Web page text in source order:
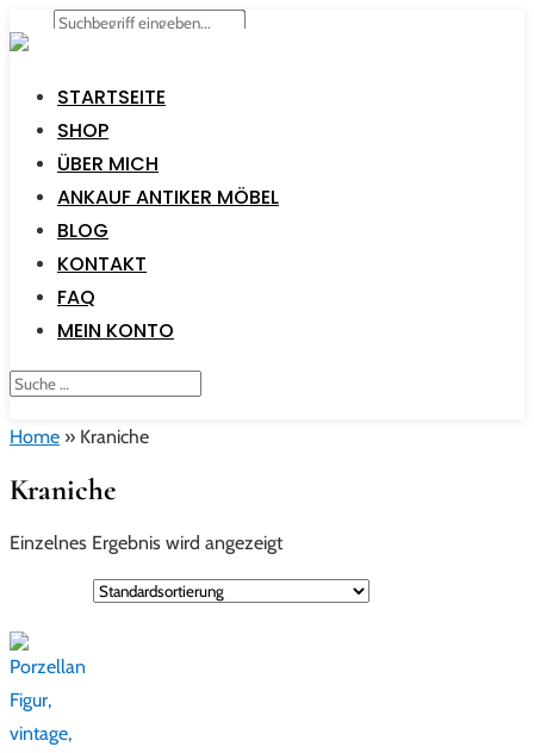
STARTSEITE
SHOP
ÜBER MICH
ANKAUF ANTIKER MÖBEL
BLOG
KONTAKT
FAQ
MEIN KONTO
Home » Kraniche
Kraniche
Einzelnes Ergebnis wird angezeigt